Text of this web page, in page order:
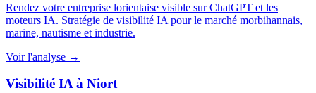
Rendez votre entreprise lorientaise visible sur ChatGPT et les
moteurs IA. Stratégie de visibilité IA pour le marché morbihannais,
marine, nautisme et industrie.
Voir l'analyse →
Visibilité IA à Niort